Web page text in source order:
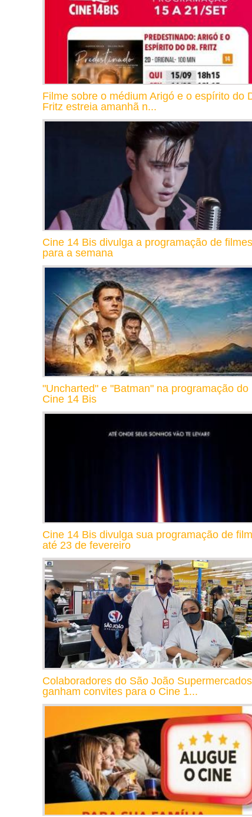
Filme sobre o médium Arigó e o espírito do
Fritz estreia amanhã n...
Cine 14 Bis divulga a programação de filmes
para a semana
"Uncharted" e "Batman" na programação do
Cine 14 Bis
Cine 14 Bis divulga sua programação de
até 23 de fevereiro
Colaboradores do São João Supermercados
ganham convites para o Cine 1...